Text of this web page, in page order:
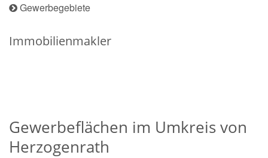
Gewerbegebiete
Immobilienmakler
Gewerbeflächen im Umkreis von
Herzogenrath